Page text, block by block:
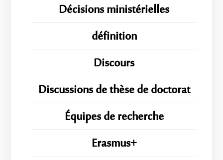
Décisions ministérielles
définition
Discours
Discussions de thèse de doctorat
Équipes de recherche
Erasmus+